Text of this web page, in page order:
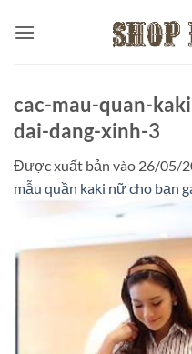
qua
cac-mau-quan-
dai-dang-xinh-3
Được xuất bản vào 26/05/
mẫu quần kaki nữ cho bạn